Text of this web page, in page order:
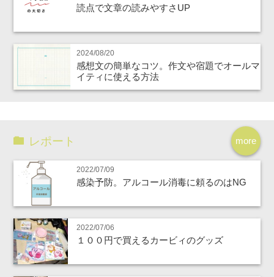
読点で文章の読みやすさUP
2024/08/20
感想文の簡単なコツ。作文や宿題でオールマ
イティに使える方法
more
レポート
2022/07/09
感染予防。アルコール消毒に頼るのはNG
2022/07/06
１００円で買えるカービィのグッズ